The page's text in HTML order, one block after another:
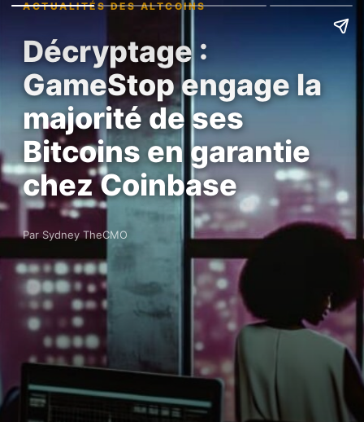
ACTUALITÉS DES ALTCOINS
Décryptage :
GameStop engage la
majorité de ses
Bitcoins en garantie
chez Coinbase
Par Sydney TheCMO